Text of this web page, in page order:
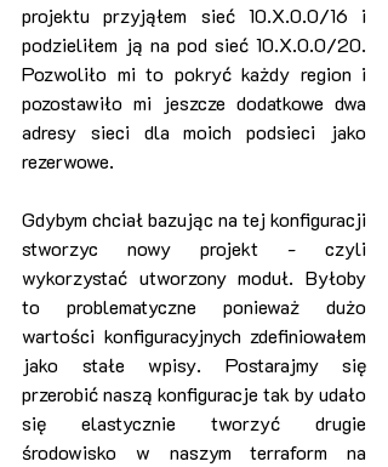
projektu przyjąłem sieć 10.X.0.0/16 i
podzieliłem ją na pod sieć 10.X.0.0/20.
Pozwoliło mi to pokryć każdy region i
pozostawiło mi jeszcze dodatkowe dwa
adresy sieci dla moich podsieci jako
rezerwowe.
Gdybym chciał bazując na tej konfiguracji
stworzyc nowy projekt - czyli
wykorzystać utworzony moduł. Byłoby
to problematyczne ponieważ dużo
wartości konfiguracyjnych zdefiniowałem
jako stałe wpisy. Postarajmy się
przerobić naszą konfiguracje tak by udało
się elastycznie tworzyć drugie
środowisko w naszym terraform na